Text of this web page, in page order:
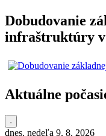
Dobudovanie
infraštruktúry v
Aktuálne
dnes, nedeľa 9. 8. 2026